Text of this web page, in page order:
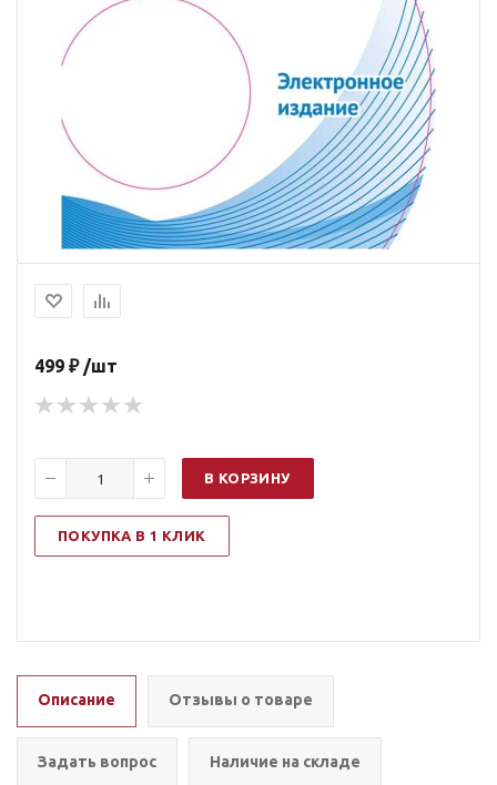
499 ₽ /шт
В КОРЗИНУ
ПОКУПКА В 1 КЛИК
Описание Отзывы о товаре
Задать вопрос Наличие на складе